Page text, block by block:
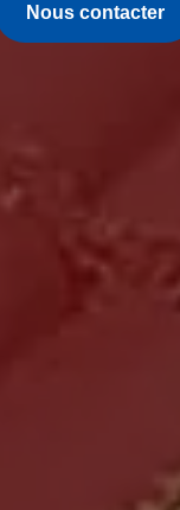
Nous contacter